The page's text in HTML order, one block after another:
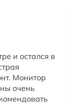
и остался в
Монитор
очень